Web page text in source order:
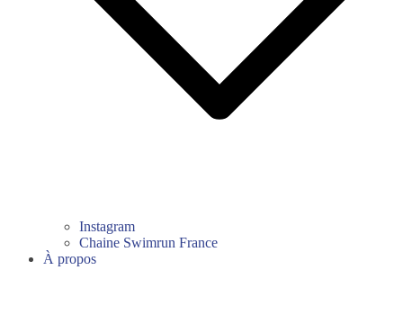
Instagram
Chaine Swimrun France
À propos